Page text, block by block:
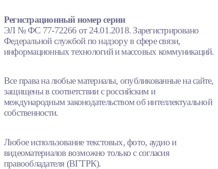
Регистрационный номер серии
ЭЛ № ФС 77-72266 от 24.01.2018. Зарегистрировано
Федеральной службой по надзору в сфере связи,
информационных технологий и массовых коммуникаций.
Все права на любые материалы, опубликованные на сайте,
защищены в соответствии с российским и
международным законодательством об интеллектуальной
собственности.
Любое использование текстовых, фото, аудио и
видеоматериалов возможно только с согласия
правообладателя (ВГТРК).